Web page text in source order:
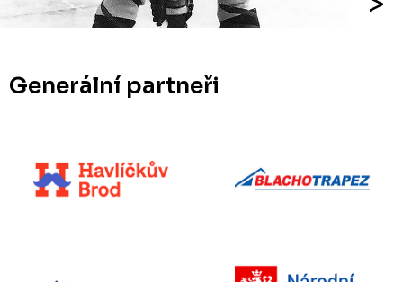
Generální partneři